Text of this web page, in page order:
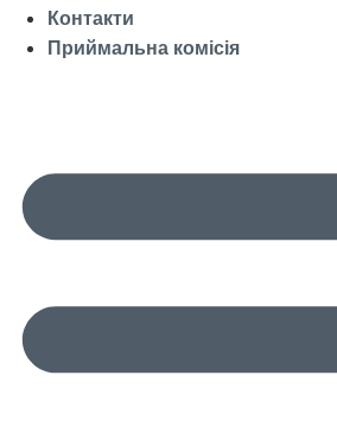
Контакти
Приймальна комісія